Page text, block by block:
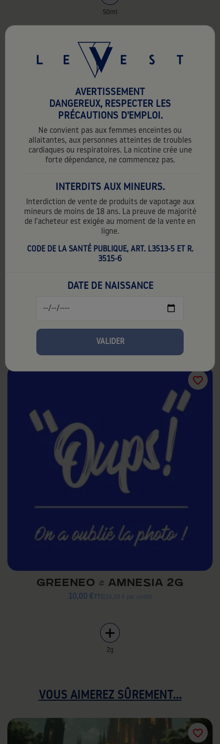
AVERTISSEMENT
DANGEREUX, RESPECTER LES
PRÉCAUTIONS D'EMPLOI.
Ne convient pas aux femmes enceintes ou
allaitantes, aux personnes atteintes de troubles
cardiaques ou respiratoires. La nicotine crée une
forte dépendance, ne commencez pas.
INTERDITS AUX MINEURS.
Interdiction de vente de produits de vapotage aux
mineurs de moins de 18 ans. La preuve de majorité
de l'acheteur est exigée au moment de la vente en
ligne.
CODE DE LA SANTÉ PUBLIQUE, ART. L3513-5 ET R.
3515-6
DATE DE NAISSANCE
VALIDER
50ml
GOOSE JUICE CONCENTRÉ
60 ml
0mg
GREENEO - AMNESIA 2G
10,00 € TTC 10,00 € par unité
2g
favorite_border
VOUS AIMEREZ SÛREMENT...
favorite_border